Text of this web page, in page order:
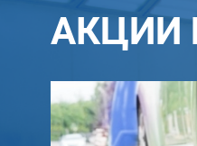
АКЦИИ